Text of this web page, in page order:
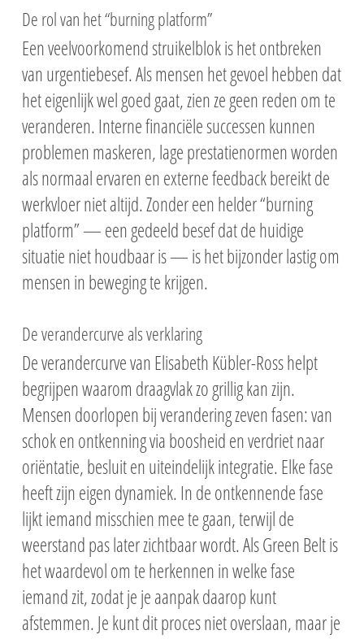
De rol van het “burning platform”
Een veelvoorkomend struikelblok is het ontbreken
van urgentiebesef. Als mensen het gevoel hebben dat
het eigenlijk wel goed gaat, zien ze geen reden om te
veranderen. Interne financiële successen kunnen
problemen maskeren, lage prestatienormen worden
als normaal ervaren en externe feedback bereikt de
werkvloer niet altijd. Zonder een helder “burning
platform” — een gedeeld besef dat de huidige
situatie niet houdbaar is — is het bijzonder lastig om
mensen in beweging te krijgen.
De verandercurve als verklaring
De verandercurve van Elisabeth Kübler-Ross helpt
begrijpen waarom draagvlak zo grillig kan zijn.
Mensen doorlopen bij verandering zeven fasen: van
schok en ontkenning via boosheid en verdriet naar
oriëntatie, besluit en uiteindelijk integratie. Elke fase
heeft zijn eigen dynamiek. In de ontkennende fase
lijkt iemand misschien mee te gaan, terwijl de
weerstand pas later zichtbaar wordt. Als Green Belt is
het waardevol om te herkennen in welke fase
iemand zit, zodat je je aanpak daarop kunt
afstemmen. Je kunt dit proces niet overslaan, maar je